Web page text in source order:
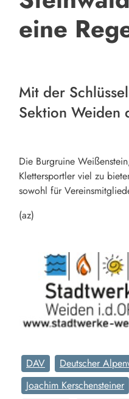
eine
Mit der
Sektion Weiden
Die Burgruine
Klettersportler viel zu
sowohl für
(az)
DAV Deutscher
Joachim Kerschensteiner